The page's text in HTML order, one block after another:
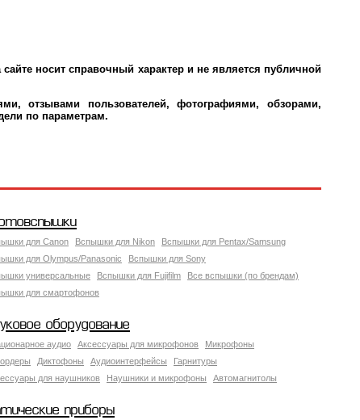
носит справочный характер и не является публичной
отзывами пользователей, фотографиями, обзорами,
по параметрам.
для Canon Вспышки для Nikon
Вспышки для Pentax/Samsung
для Olympus/Panasonic
Вспышки для Sony
универсальные
Вспышки для Fujifilm
Все вспышки (по брендам)
для смартофонов
оборудование
аудио Аксессуары для микрофонов
Микрофоны
Диктофоны Аудиоинтерфейсы
Гарнитуры
для наушников
Наушники и микрофоны Автомагнитолы
приборы